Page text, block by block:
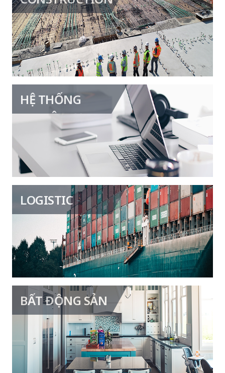
Hệ thống quản lý đa kênh
EC site
Hệ thống niêm yết tự động
HỆ THỐNG
NGHIỆP VỤ
CRM cho công ty nhỏ
ERP cho công ty nhỏ
Hệ thống kế toán
Hệ thống quản lý nhân sự
LOGISTIC
Hệ thống quản lý kho bãi
Hệ thống quản lý bằng RFID
Hệ thống quản lý giao hàng
BẤT ĐỘNG SẢNHệ thống quản lý bất động sản
Hệ thống hỗ trợ bán hàng bất động
sản
Hệ thống dành cho người dùng văn
phòng